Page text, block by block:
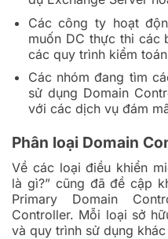
Các công ty hoạt
muốn DC thực thi các
các quy trình kiểm
Các nhóm đang tìm
sử dụng Domain
với các dịch vụ đám
Phân loại Domain
Về các loại điều khiển
là gì?” cũng đã đề cập
Primary Domain
Controller. Mỗi loại sở
và quy trình sử dụng